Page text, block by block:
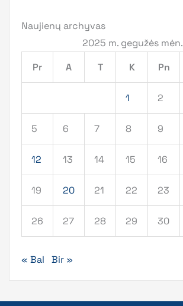
Naujienų archyvas
2025 m. gegužės mėn.
Pr
A T K Pn
1 2
5 6 7 8 9
12 13 14 15 16
19 20 21 22 23
26 27 28 29 30
« Bal Bir »